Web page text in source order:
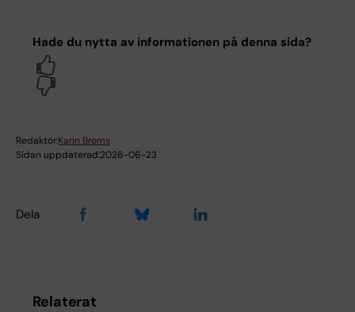
Hade du nytta av informationen på denna sida?
Redaktör:Karin Broms
Sidan uppdaterad:2026-06-23
Dela
Relaterat